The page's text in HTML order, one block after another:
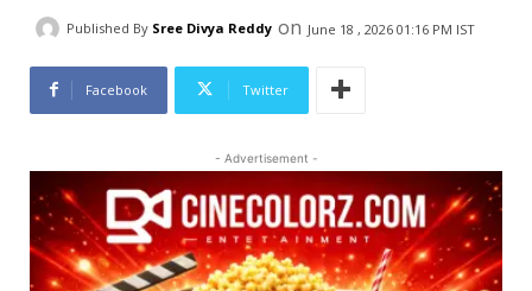
Published By Sree Divya Reddy on June 18 , 2026 01:16 PM IST
Facebook Twitter
- Advertisement -